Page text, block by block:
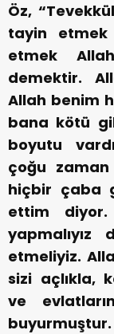
Öz,
tayin etmek
etmek
demektir.
Allah benim
bana kötü
boyutu
çoğu zaman
hiçbir çaba
ettim
yapmalıyız
etmeliyiz.
sizi açlıkla,
ve